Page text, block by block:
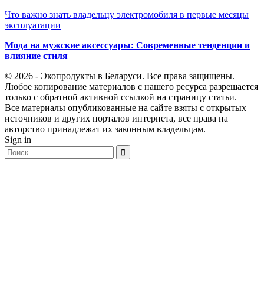
Что важно знать владельцу электромобиля в первые месяцы
эксплуатации
Мода на мужские аксессуары: Современные тенденции и
влияние стиля
© 2026 - Экопродукты в Беларуси. Все права защищены.
Любое копирование материалов с нашего ресурса разрешается
только с обратной активной ссылкой на страницу статьи.
Все материалы опубликованные на сайте взяты с открытых
источников и других порталов интернета, все права на
авторство принадлежат их законным владельцам.
Sign in